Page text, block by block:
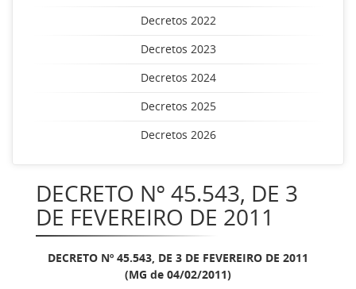
Decretos 2022
Decretos 2023
Decretos 2024
Decretos 2025
Decretos 2026
DECRETO Nº 45.543, DE 3
DE FEVEREIRO DE 2011
DECRETO Nº 45.543, DE 3 DE FEVEREIRO DE 2011
(MG de 04/02/2011)